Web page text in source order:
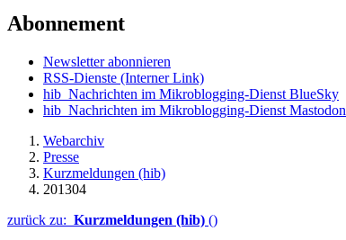
Abonnement
Newsletter abonnieren
RSS-Dienste (Interner Link)
hib_Nachrichten im Mikroblogging-Dienst BlueSky
hib_Nachrichten im Mikroblogging-Dienst Mastodon
Webarchiv
Presse
Kurzmeldungen (hib)
201304
zurück zu: Kurzmeldungen (hib) ()